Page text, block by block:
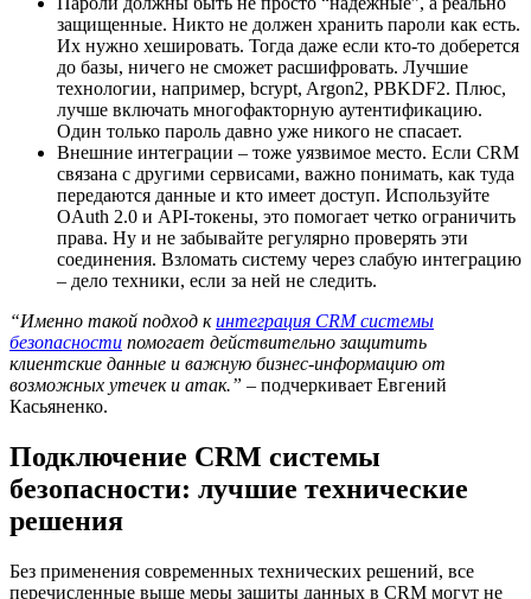
защищенные. Никто не должен хранить пароли как есть.
Их нужно хешировать. Тогда даже если кто-то доберется
до базы, ничего не сможет расшифровать. Лучшие
технологии, например, bcrypt, Argon2, PBKDF2. Плюс,
лучше включать многофакторную аутентификацию.
Один только пароль давно уже никого не спасает.
Внешние интеграции – тоже уязвимое место. Если CRM
связана с другими сервисами, важно понимать, как туда
передаются данные и кто имеет доступ. Используйте
OAuth 2.0 и API-токены, это помогает четко ограничить
права. Ну и не забывайте регулярно проверять эти
соединения. Взломать систему через слабую интеграцию
– дело техники, если за ней не следить.
“Именно такой подход кинтеграция CRM системы
безопасности помогает действительно защитить
клиентские данные и важную бизнес-информацию от
возможных утечек и атак.” – подчеркивает Евгений
Касьяненко.
Подключение CRM системы
безопасности: лучшие технические
решения
Без применения современных технических решений, все
перечисленные выше меры защиты данных в CRM могут не